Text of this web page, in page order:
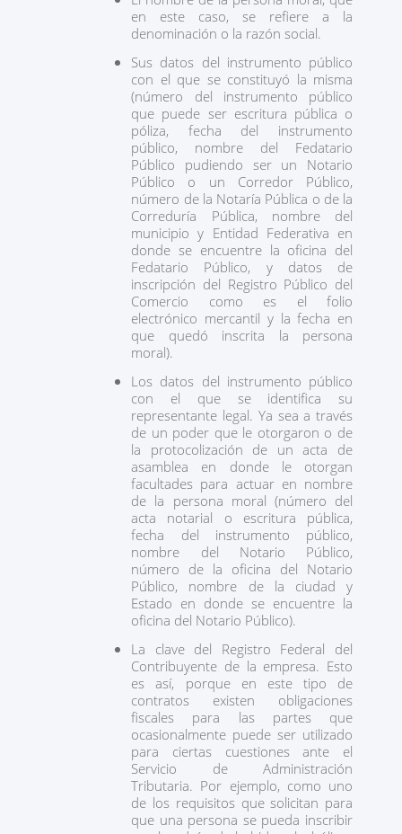
en este caso, se refiere a la
denominación o la razón social.
Sus datos del instrumento público
con el que se constituyó la misma
(número del instrumento público
que puede ser escritura pública o
póliza, fecha del instrumento
público, nombre del Fedatario
Público pudiendo ser un Notario
Público o un Corredor Público,
número de la Notaría Pública o de la
Correduría Pública, nombre del
municipio y Entidad Federativa en
donde se encuentre la oficina del
Fedatario Público, y datos de
inscripción del Registro Público del
Comercio como es el folio
electrónico mercantil y la fecha en
que quedó inscrita la persona
moral).
Los datos del instrumento público
con el que se identifica su
representante legal. Ya sea a través
de un poder que le otorgaron o de
la protocolización de un acta de
asamblea en donde le otorgan
facultades para actuar en nombre
de la persona moral (número del
acta notarial o escritura pública,
fecha del instrumento público,
nombre del Notario Público,
número de la oficina del Notario
Público, nombre de la ciudad y
Estado en donde se encuentre la
oficina del Notario Público).
La clave del Registro Federal del
Contribuyente de la empresa. Esto
es así, porque en este tipo de
contratos existen obligaciones
fiscales para las partes que
ocasionalmente puede ser utilizado
para ciertas cuestiones ante el
Servicio de Administración
Tributaria. Por ejemplo, como uno
de los requisitos que solicitan para
que una persona se pueda inscribir